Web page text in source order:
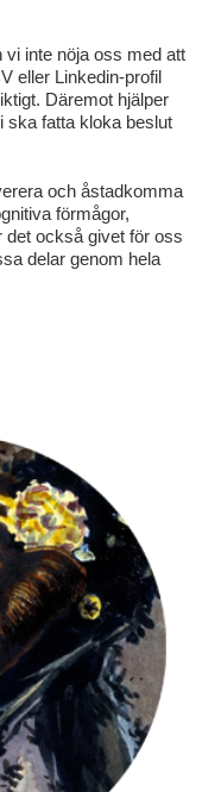
vi inte nöja oss med att
eller Linkedin-profil
Däremot hjälper
ska fatta kloka beslut
och åstadkomma
förmågor,
det också givet för oss
delar genom hela